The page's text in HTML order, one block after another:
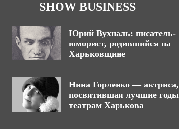
SHOW BUSINESS
Юрий Вухналь: писатель-
юморист, родившийся на
Харьковщине
Нина Горленко — актриса,
посвятившая лучшие годы
театрам Харькова